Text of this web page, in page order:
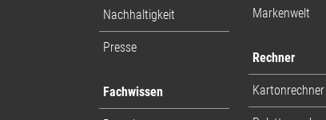
Nachhaltigkeit
Presse
Fachwissen
Markenwelt
Rechner
Kartonrechner